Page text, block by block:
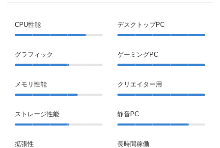
CPU性能
グラフィック
メモリ性能
ストレージ性能
拡張性
デスクトップPC
ゲーミングPC
クリエイター用
静音PC
長時間稼働